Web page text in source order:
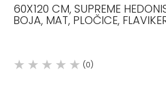
60X120 CM, SUPREME
BOJA, MAT, PLOČICE,
(0)